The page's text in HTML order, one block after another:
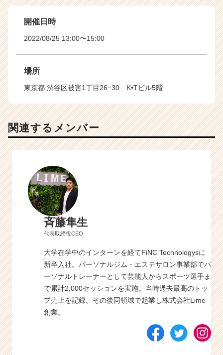
開催日時
2022/08/25 13:00〜15:00
場所
東京都 渋谷区被害1丁目26−30 K•Tビル5階
関連するメンバー
斉藤隼生
代表取締役CEO
大学在学中のインターンを経てFiNC Technologysに
新卒入社。パーソナルジム・エステサロン事業部でパ
ーソナルトレーナーとして芸能人からスポーツ選手ま
で累計2,000セッションを実施。当時過去最高のトッ
プ売上を記録。その後同領域で起業し株式会社Lime
創業。